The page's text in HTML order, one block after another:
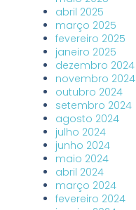
abril 2025
março 2025
fevereiro 2025
janeiro 2025
dezembro 2024
novembro 2024
outubro 2024
setembro 2024
agosto 2024
julho 2024
junho 2024
maio 2024
abril 2024
março 2024
fevereiro 2024